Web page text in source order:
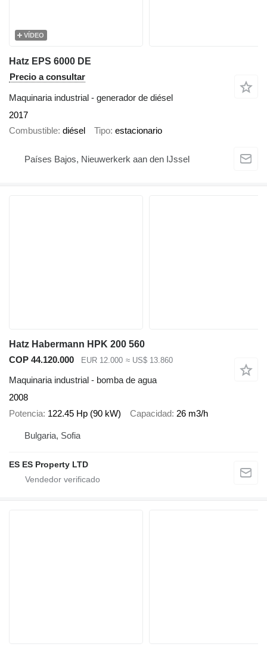
VÍDEO
Hatz EPS 6000 DE
Precio a consultar
Maquinaria industrial - generador de diésel
2017
Combustible diésel Tipo estacionario
Países Bajos, Nieuwerkerk aan den IJssel
Hatz Habermann HPK 200 560
COP 44.120.000
EUR 12.000 ≈ US$ 13.860
Maquinaria industrial - bomba de agua
2008
Potencia 122.45 Hp (90 kW) Capacidad 26 m3/h
Bulgaria, Sofia
ES ES Property LTD